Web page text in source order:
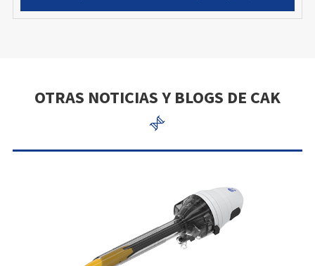
OTRAS NOTICIAS Y BLOGS DE CAK
